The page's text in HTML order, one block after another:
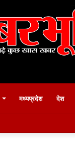
मध्यप्रदेश देश